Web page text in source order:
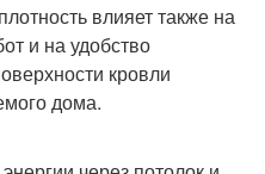
влияет также на
и на удобство
кровли
дома.